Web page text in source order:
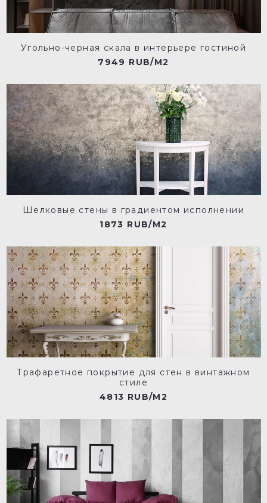
Угольно-черная скала в интерьере гостиной
7949 RUB/M2
Шелковые стены в градиентом исполнении
1873 RUB/M2
Трафаретное покрытие для стен в винтажном
стиле
4813 RUB/M2